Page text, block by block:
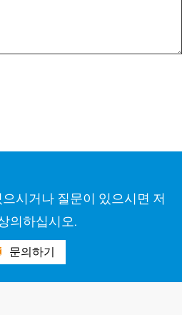
시거나 질문이 있으시면 저
의하십시오.
문의하기